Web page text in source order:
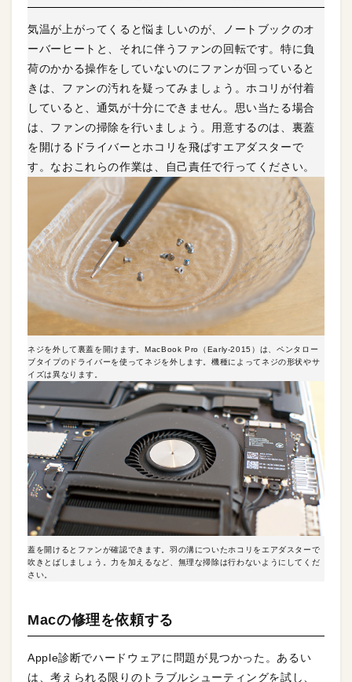
気温が上がってくると悩ましいのが、ノートブックのオ
ーバーヒートと、それに伴うファンの回転です。特に負
荷のかかる操作をしていないのにファンが回っていると
きは、ファンの汚れを疑ってみましょう。ホコリが付着
していると、通気が十分にできません。思い当たる場合
は、ファンの掃除を行いましょう。用意するのは、裏蓋
を開けるドライバーとホコリを飛ばすエアダスターで
す。なおこれらの作業は、自己責任で行ってください。
ネジを外して裏蓋を開けます。MacBook Pro（Early-2015）は、ペンタロー
ブタイプのドライバーを使ってネジを外します。機種によってネジの形状やサ
イズは異なります。
蓋を開けるとファンが確認できます。羽の溝についたホコリをエアダスターで
吹きとばしましょう。力を加えるなど、無理な掃除は行わないようにしてくだ
さい。
Macの修理を依頼する
Apple診断でハードウェアに問題が見つかった。あるい
は、考えられる限りのトラブルシューティングを試し、